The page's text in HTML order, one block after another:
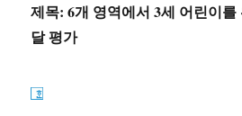
제목: 6개 영역에서 3세 어린이
달 평가